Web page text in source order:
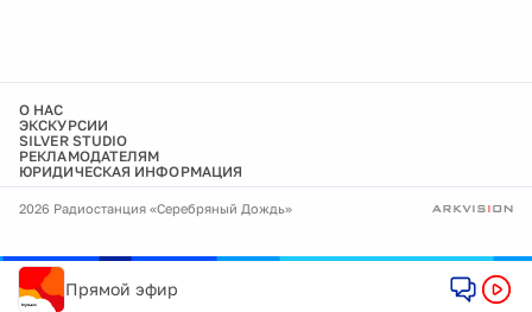
О НАС
ЭКСКУРСИИ
SILVER STUDIO
РЕКЛАМОДАТЕЛЯМ
ЮРИДИЧЕСКАЯ ИНФОРМАЦИЯ
2026 Радиостанция «Серебряный Дождь»
Прямой эфир